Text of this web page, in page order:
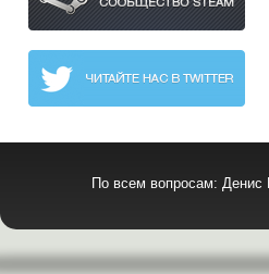
По всем вопросам: Денис